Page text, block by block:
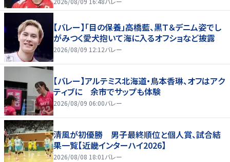
【バレー】「目の保養」高橋藍、黒Ｔ＆デニム姿でし
がみつく愛犬抱いて海に入るオフショなど披露
2026/08/09 12:12バレー
【バレー】アルテミス北海道・鳥本香琳、オフはアク
ティブに 余市でサップも体験
2026/08/09 06:00バレー
清風が初優勝 男子最終順位と個人賞、試合結
果一覧【近畿インターハイ2026】
2026/08/08 18:01 バレー